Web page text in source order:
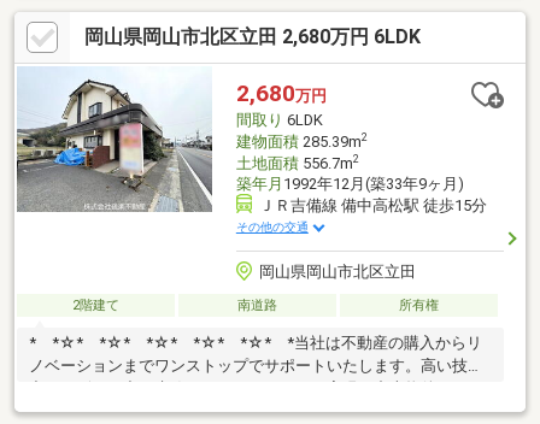
を実現。中古物件をリノベ・リフォームで蘇らせます。物件購入
費用とリノベ工事費用を一緒にローンで組む提案も可能です。3D
モデリングでリフォームの完成予想図を立体的に表現。購入・買
い替え・購入+リノベーションなど、お気軽にご相談ください！
お問い合わせは【086-250-9005】または資料請求・来場予約ボタ
ンから。
岡山県岡山市北区立田 2,680万円 6LDK
2,680万円
間取り 6LDK
建物面積285.39m2
土地面積556.7m2
築年月 1992年12月(築33年9ヶ月)
ＪＲ吉備線 備中高松駅 徒歩15分
その他の交通
岡山県岡山市北区立田
2階建て 南道路 所有権
* *☆* *☆* *☆* *☆* *☆* *当社は不動産の購入からリ
ノベーションまでワンストップでサポートいたします。高い技術
ベ・リフォームで蘇らせます。物件購入費用とリノベ工事費用を